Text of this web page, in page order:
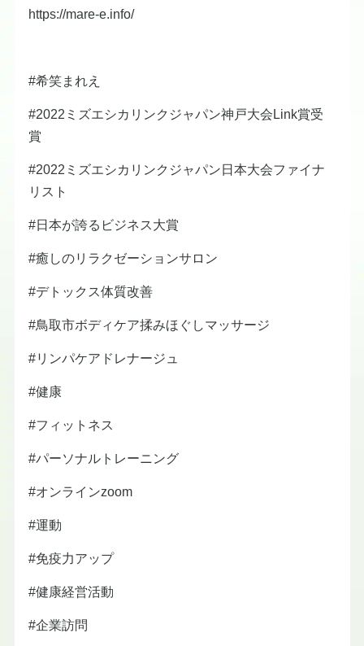
https://mare-e.info/
#希笑まれえ
#2022ミズエシカリンクジャパン神戸大会Link賞受
賞
#2022ミズエシカリンクジャパン日本大会ファイナ
リスト
#日本が誇るビジネス大賞
#癒しのリラクゼーションサロン
#デトックス体質改善
#鳥取市ボディケア揉みほぐしマッサージ
#リンパケアドレナージュ
#健康
#フィットネス
#パーソナルトレーニング
#オンラインzoom
#運動
#免疫力アップ
#健康経営活動
#企業訪問